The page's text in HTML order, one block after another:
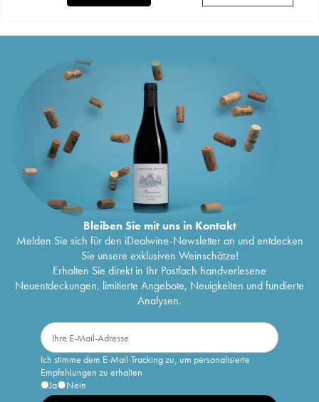
Bleiben Sie mit uns in Kontakt
Melden Sie sich für den iDealwine-Newsletter an und entdecken
Sie unsere exklusiven Weinschätze!
Erhalten Sie direkt in Ihr Postfach handverlesene
Neuentdeckungen, limitierte Angebote, Neuigkeiten und fundierte
Analysen.
Ich stimme dem E-Mail-Tracking zu, um personalisierte
Empfehlungen zu erhalten
Ja
Nein